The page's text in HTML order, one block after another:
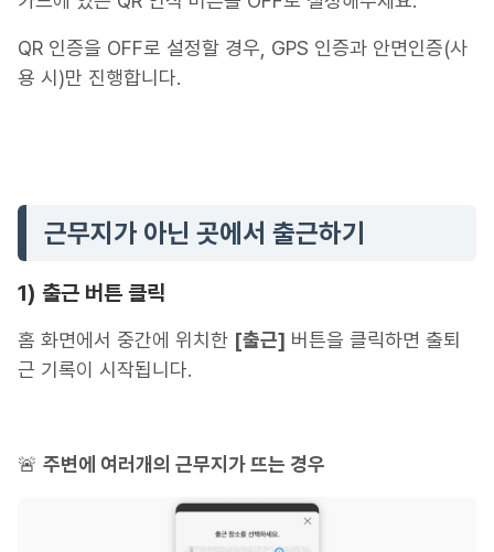
QR 인증을 OFF로 설정할 경우, GPS 인증과 안면인증(사
용 시)만 진행합니다.
근무지가 아닌 곳에서 출근하기
1) 출근 버튼 클릭
홈 화면에서 중간에 위치한 [출근] 버튼을 클릭하면 출퇴
근 기록이 시작됩니다.
🚨 주변에 여러개의 근무지가 뜨는 경우